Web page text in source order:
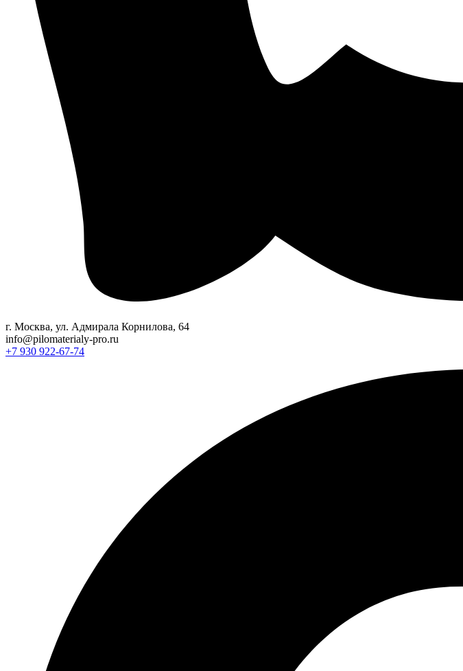
г. Москва, ул. Адмирала Корнилова, 64
info@pilomaterialy-pro.ru
+7 930 922-67-74